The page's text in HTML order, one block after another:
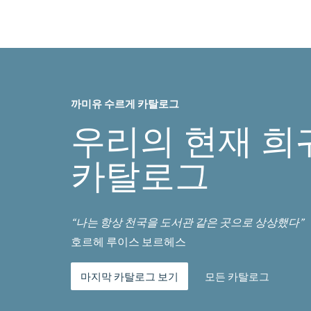
까미유 수르게 카탈로그
우리의 현재 희
카탈로그
“나는 항상 천국을 도서관 같은 곳으로 상상했다”
호르헤 루이스 보르헤스
마지막 카탈로그 보기 모든 카탈로그